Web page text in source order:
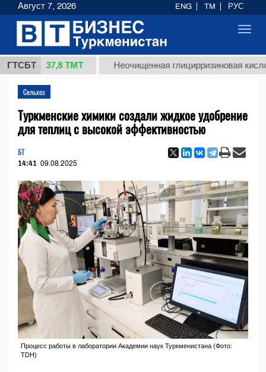
ГТСБТ
37,8 ТМТ Неочищенная глицирризиновая кислота
Сельхоз
Туркменские химики создали жидкое удобрение
для теплиц с высокой эффективностью
БТ
14:41 09.08.2025
Процесс работы в лаборатории Академии наук Туркменистана (Фото:
TDH)
Август 7, 2026 ENG TM РУС